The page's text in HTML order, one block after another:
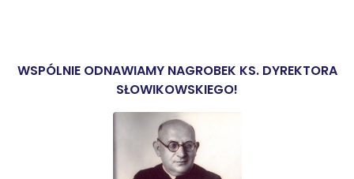
WSPÓLNIE ODNAWIAMY NAGROBEK KS. DYREKTORA
SŁOWIKOWSKIEGO!